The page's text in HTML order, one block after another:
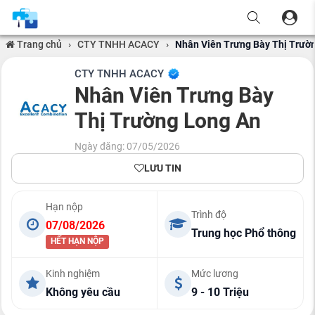
Trang chủ › CTY TNHH ACACY › Nhân Viên Trưng Bày Thị
CTY TNHH ACACY
Nhân Viên Trưng Bày
Thị Trường Long An
Ngày đăng: 07/05/2026
LƯU TIN
Hạn nộp
07/08/2026
HẾT HẠN NỘP
Trình độ
Trung học Phổ thông
Kinh nghiệm
Không yêu cầu
Mức lương
9 - 10 Triệu